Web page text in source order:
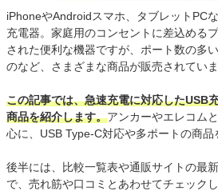
iPhoneやAndroidスマホ、タブレットPC
充電器。家庭用のコンセントに差込める
された便利な機器ですが、ポート数の多
のなど、さまざまな商品が販売されていま
この記事では、急速充電に対応したUSB
商品を紹介します。アンカーやエレコム
心に、USB Type-C対応や多ポートの商品
後半には、比較一覧表や通販サイトの最
で、売れ筋や口コミとあわせてチェック